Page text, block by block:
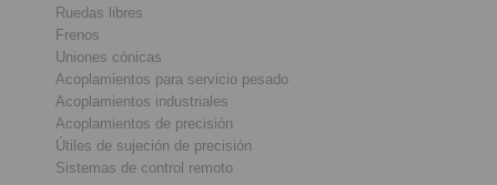
Ruedas libres
Frenos
Uniones cónicas
Acoplamientos para servicio pesado
Acoplamientos industriales
Acoplamientos de precisión
Útiles de sujeción de precisión
Sistemas de control remoto